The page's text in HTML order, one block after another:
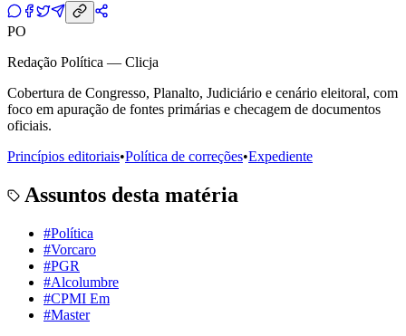
PO
Redação Política — Clicja
Cobertura de Congresso, Planalto, Judiciário e cenário eleitoral, com
foco em apuração de fontes primárias e checagem de documentos
oficiais.
Princípios editoriais•Política de correções•Expediente
Assuntos desta matéria
#Política
#Vorcaro
#PGR
#Alcolumbre
#CPMI Em
#Master